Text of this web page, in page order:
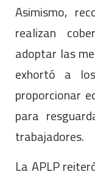
Asimismo,
realizan
adoptar las
exhortó a
proporcionar
para
trabajadores.
La APLP